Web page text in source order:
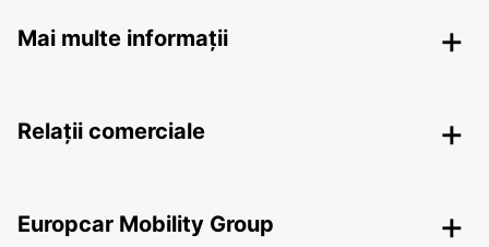
Mai multe informații
Relații comerciale
Europcar Mobility Group